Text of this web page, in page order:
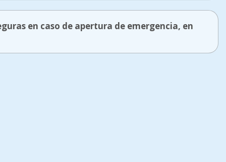
en caso de apertura de emergencia, en